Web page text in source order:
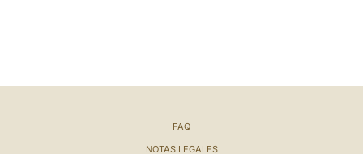
FAQ
NOTAS LEGALES